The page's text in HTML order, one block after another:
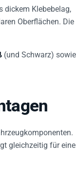
Klebebelag,
Oberflächen. Die
(und Schwarz) sowie
gleichzeitig für eine